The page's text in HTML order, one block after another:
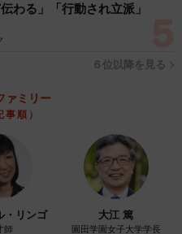
わる」「行動され立派」
６位以降を見る
ァミリー
事順）
・リンゴ
師
大江 篤
園田学園女子大学学長